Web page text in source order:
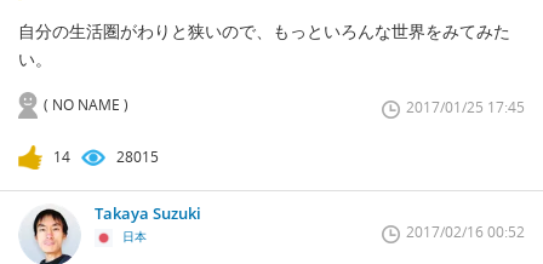
自分の生活圏がわりと狭いので、もっといろんな世界をみてみた
い。
( NO NAME ) 2017/01/25 17:45
14 28015
Takaya Suzuki
日本 2017/02/16 00:52